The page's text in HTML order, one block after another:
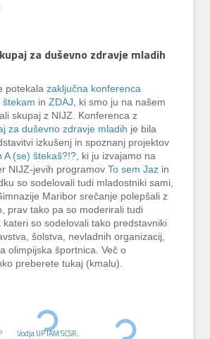
za duševno zdravje mladih
potekalazaključna konferenca
štekam inZDAJ , ki smo ju na našem
skupaj z NIJZ. Konferenca z
za duševno zdravje mladih je bila
izkušenj in spoznanj projektov
A (se) štekaš?!? , ki ju izvajamo na
NIJZ-jevih programovTo sem Jaz in
so sodelovali tudi mladostniki sami,
Maribor srečanje polepšali z
prav tako pa so moderirali tudi
kateri so sodelovali tako predstavniki
šolstva, nevladnih organizacij,
olimpijska športnica. Več o
preberete tukaj (kmalu).
Vodja UP IAM SCSR,